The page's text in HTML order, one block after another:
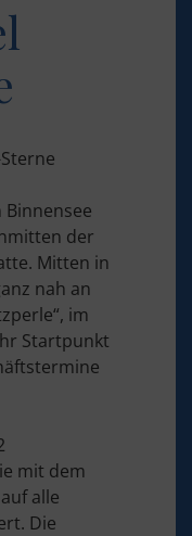
der
Mitten in
nah an
im
Startpunkt
mit dem
alle
Die